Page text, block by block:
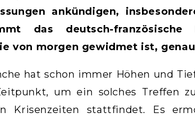
ankündigen,
das deutsch-
von morgen gewidmet ist,
hat schon immer Höhen und
um ein solches Treffen
Krisenzeiten stattfindet. Es